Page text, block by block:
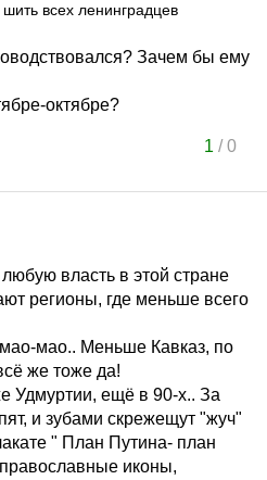
всех ленинградцев
Зачем бы ему
октябре?
1 /0
власть в этой стране
регионы, где меньше всего
мао.. Меньше Кавказ, по
же тоже да!
Удмуртии, ещё в 90-х.. За
и зубами скрежещут "жуч"
" План Путина- план
иконы,